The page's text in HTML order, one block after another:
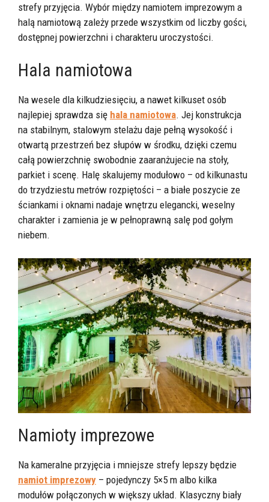
strefy przyjęcia. Wybór między namiotem imprezowym a
halą namiotową zależy przede wszystkim od liczby gości,
dostępnej powierzchni i charakteru uroczystości.
Hala namiotowa
Na wesele dla kilkudziesięciu, a nawet kilkuset osób
najlepiej sprawdza się hala namiotowa. Jej konstrukcja
na stabilnym, stalowym stelażu daje pełną wysokość i
otwartą przestrzeń bez słupów w środku, dzięki czemu
całą powierzchnię swobodnie zaaranżujecie na stoły,
parkiet i scenę. Halę skalujemy modułowo – od kilkunastu
do trzydziestu metrów rozpiętości – a białe poszycie ze
ściankami i oknami nadaje wnętrzu elegancki, weselny
charakter i zamienia je w pełnoprawną salę pod gołym
niebem.
Namioty imprezowe
Na kameralne przyjęcia i mniejsze strefy lepszy będzie
namiot imprezowy – pojedynczy 5×5 m albo kilka
modułów połączonych w większy układ. Klasyczny biały